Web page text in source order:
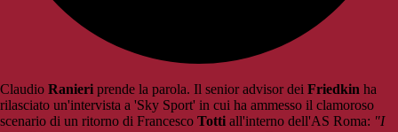
Claudio Ranieri prende la parola. Il senior advisor dei Friedkin ha
rilasciato un'intervista a 'Sky Sport' in cui ha ammesso il clamoroso
scenario di un ritorno di Francesco Totti all'interno dell'AS Roma: "I